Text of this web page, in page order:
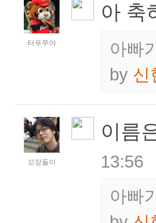
터푸쭈야
아 축
아빠
by 신
꼬장돌이
이름
13:56
아빠